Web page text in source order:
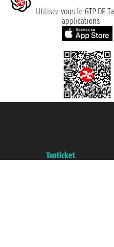
Utilisez vous le GTP DE
applications
Taoticket